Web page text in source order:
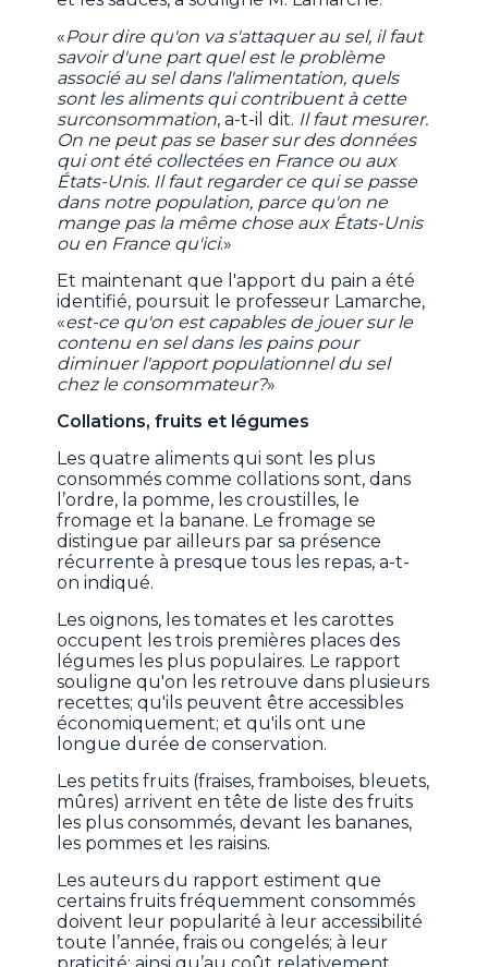
«Pour dire qu'on va s'attaquer au sel, il faut
savoir d'une part quel est le problème
associé au sel dans l'alimentation, quels
sont les aliments qui contribuent à cette
surconsommation, a-t-il dit. Il faut mesurer.
On ne peut pas se baser sur des données
qui ont été collectées en France ou aux
États-Unis. Il faut regarder ce qui se passe
dans notre population, parce qu'on ne
mange pas la même chose aux États-Unis
ou en France qu'ici.»
Et maintenant que l'apport du pain a été
identifié, poursuit le professeur Lamarche,
«est-ce qu'on est capables de jouer sur le
contenu en sel dans les pains pour
diminuer l'apport populationnel du sel
chez le consommateur?»
Collations, fruits et légumes
Les quatre aliments qui sont les plus
consommés comme collations sont, dans
l’ordre, la pomme, les croustilles, le
fromage et la banane. Le fromage se
distingue par ailleurs par sa présence
récurrente à presque tous les repas, a-t-
on indiqué.
Les oignons, les tomates et les carottes
occupent les trois premières places des
légumes les plus populaires. Le rapport
souligne qu'on les retrouve dans plusieurs
recettes; qu'ils peuvent être accessibles
économiquement; et qu'ils ont une
longue durée de conservation.
Les petits fruits (fraises, framboises, bleuets,
mûres) arrivent en tête de liste des fruits
les plus consommés, devant les bananes,
les pommes et les raisins.
Les auteurs du rapport estiment que
certains fruits fréquemment consommés
doivent leur popularité à leur accessibilité
toute l’année, frais ou congelés; à leur